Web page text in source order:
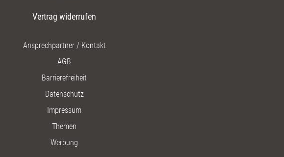
Vertrag widerrufen
Ansprechpartner / Kontakt
AGB
Barrierefreiheit
Datenschutz
Impressum
Themen
Werbung